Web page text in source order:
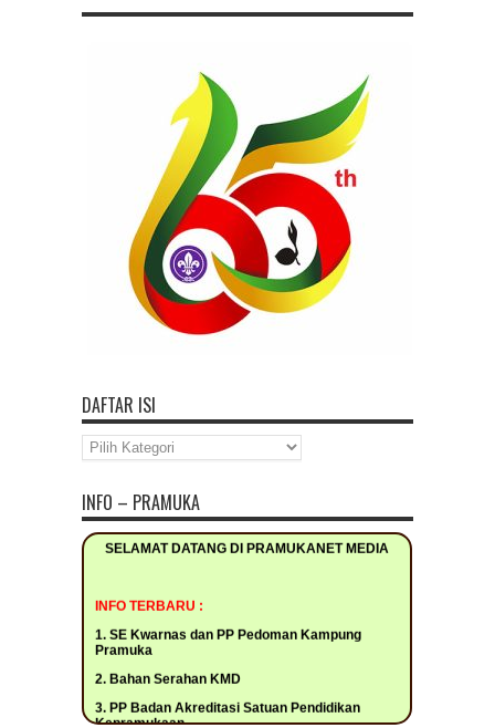
DAFTAR ISI
Daftar
Isi
INFO – PRAMUKA
SELAMAT DATANG DI PRAMUKANET MEDIA
Pramuka
Kepramukaan